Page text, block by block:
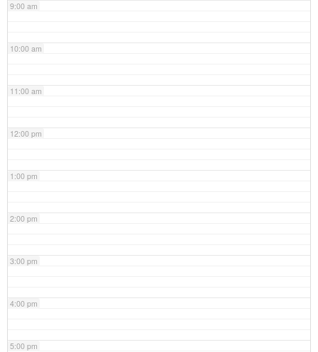
9:00 am
10:00 am
11:00 am
12:00 pm
1:00 pm
2:00 pm
3:00 pm
4:00 pm
5:00 pm